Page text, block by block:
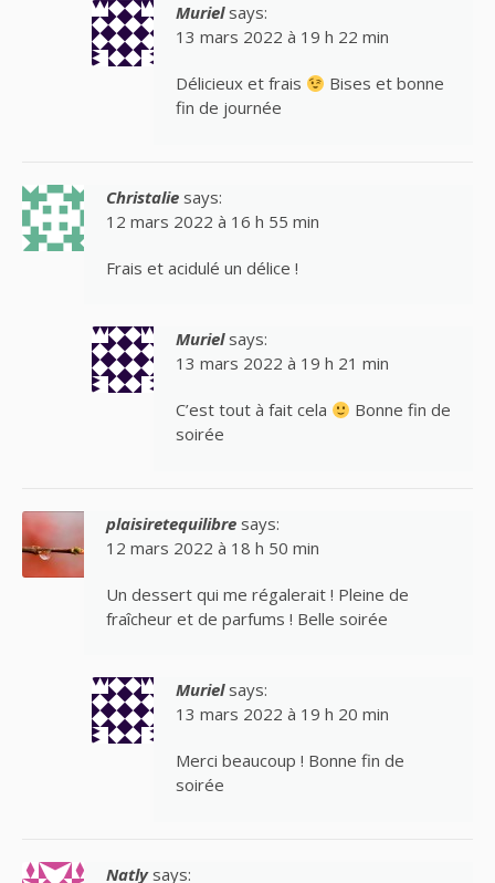
Muriel says:
13 mars 2022 à 19 h 22 min
Délicieux et frais
Bises et bonne
fin de journée
Christalie says:
12 mars 2022 à 16 h 55 min
Frais et acidulé un délice !
Muriel says:
13 mars 2022 à 19 h 21 min
C’est tout à fait cela
Bonne fin de
soirée
plaisiretequilibre says:
12 mars 2022 à 18 h 50 min
Un dessert qui me régalerait ! Pleine de
fraîcheur et de parfums ! Belle soirée
Muriel says:
13 mars 2022 à 19 h 20 min
Merci beaucoup ! Bonne fin de
soirée
Natly says: